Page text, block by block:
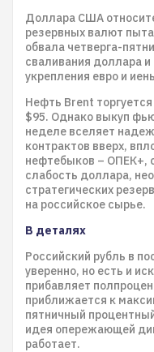
Доллара США
резервных валют
обвала четверга-
сваливания доллара
укрепления евро и
Нефть Brent
$95. Однако выкуп
неделе вселяет
контрактов вверх,
нефтебыков – ОПЕК+,
слабость доллара,
стратегических
на российское сырье.
В деталях
Российский рубль в
уверенно, но есть и
прибавляет
приближается к
пятничный
идея опережающей
работает.